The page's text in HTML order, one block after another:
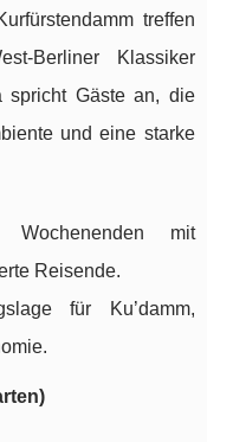
treffen
Berliner Klassiker
spricht Gäste an, die
und eine starke
Wochenenden mit
Reisende.
für Ku’damm,